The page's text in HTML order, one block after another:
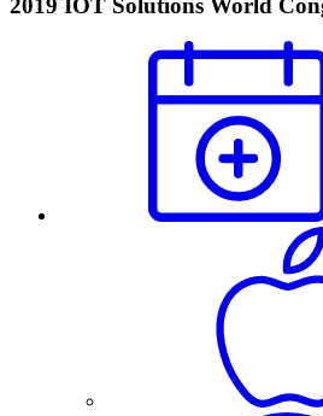
2019 IOT Solutions World